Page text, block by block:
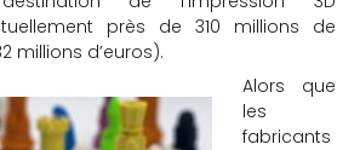
près de 310 millions de
millions d’euros).
Alors que
les
fabricants